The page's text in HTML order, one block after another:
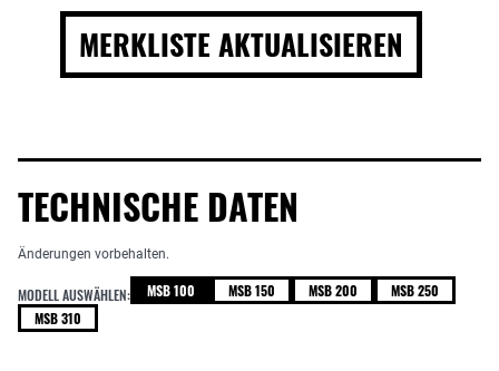
MERKLISTE AKTUALISIEREN
TECHNISCHE DATEN
Änderungen vorbehalten.
MODELL AUSWÄHLEN: MSB 100 MSB 150 MSB 200
MSB 250
MSB 310